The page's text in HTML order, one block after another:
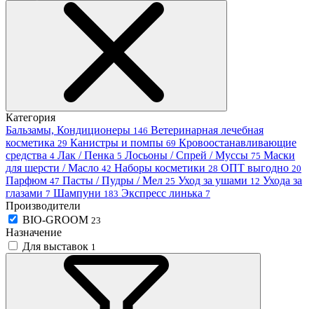
Категория
Бальзамы, Кондиционеры 146 Ветеринарная лечебная
косметика 29 Канистры и помпы 69 Кровоостанавливающие
средства 4 Лак / Пенка 5 Лосьоны / Спрей / Муссы 75 Маски
для шерсти / Масло 42 Наборы косметики 28 ОПТ выгодно 20
Парфюм 47 Пасты / Пудры / Мел 25 Уход за ушами 12 Ухода за
глазами 7 Шампуни 183 Экспресс линька 7
Производители
BIO-GROOM 23
Назначение
Для выставок 1